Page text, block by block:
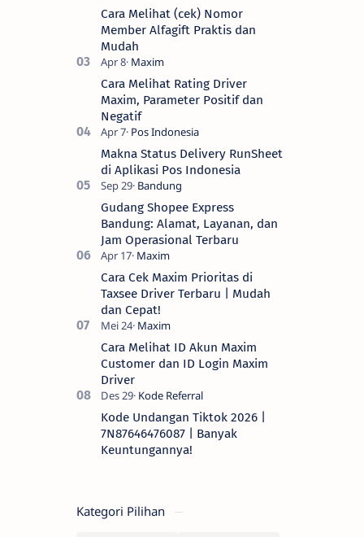
Cara Melihat (cek) Nomor
Member Alfagift Praktis dan
Mudah
Cara Melihat Rating Driver
Maxim, Parameter Positif dan
Negatif
Makna Status Delivery RunSheet
di Aplikasi Pos Indonesia
Gudang Shopee Express
Bandung: Alamat, Layanan, dan
Jam Operasional Terbaru
Cara Cek Maxim Prioritas di
Taxsee Driver Terbaru | Mudah
dan Cepat!
Cara Melihat ID Akun Maxim
Customer dan ID Login Maxim
Driver
Kode Undangan Tiktok 2026 |
7N87646476087 | Banyak
Keuntungannya!
Kategori Pilihan